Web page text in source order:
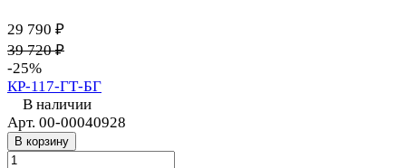
29 790 ₽
39 720 ₽
-25%
КР-117-ГТ-БГ
В наличии
Арт. 00-00040928
В корзину